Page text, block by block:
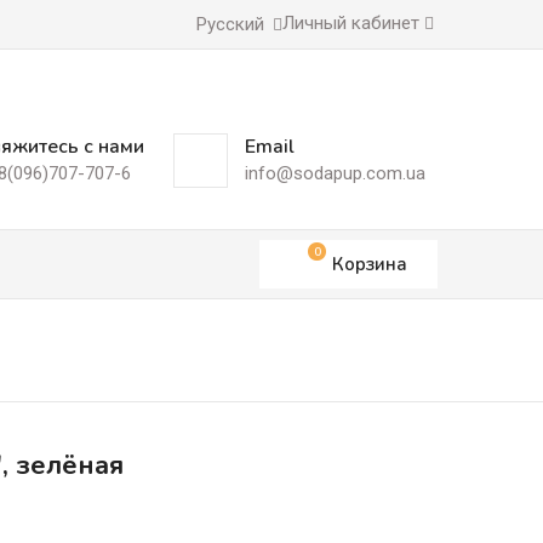
Русский Личный кабинет
с нами
707-6
Email
info@sodapup.com.ua
Корзина
0
зелёная